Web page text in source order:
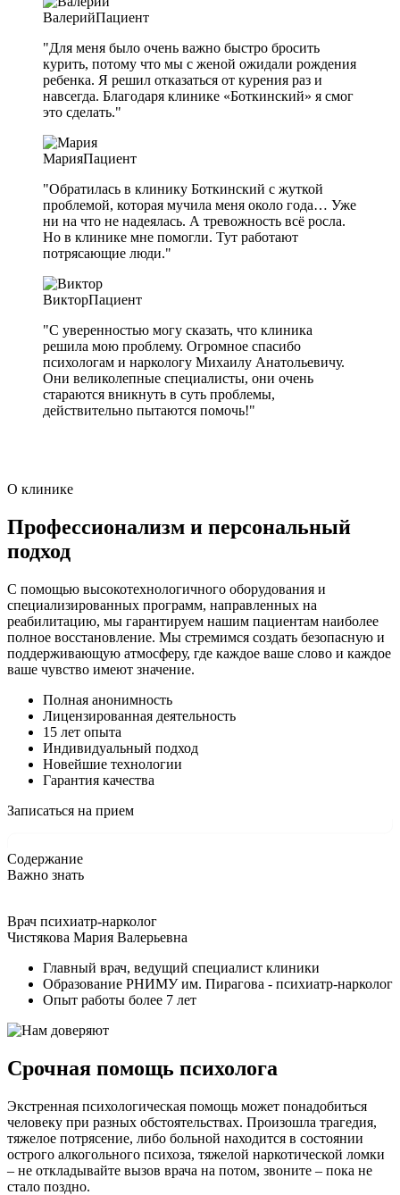
ВалерийПациент
"Для меня было очень важно быстро бросить
курить, потому что мы с женой ожидали рождения
ребенка. Я решил отказаться от курения раз и
навсегда. Благодаря клинике «Боткинский» я смог
это сделать."
МарияПациент
"Обратилась в клинику Боткинский с жуткой
проблемой, которая мучила меня около года… Уже
ни на что не надеялась. А тревожность всё росла.
Но в клинике мне помогли. Тут работают
потрясающие люди."
ВикторПациент
"С уверенностью могу сказать, что клиника
решила мою проблему. Огромное спасибо
психологам и наркологу Михаилу Анатольевичу.
Они великолепные специалисты, они очень
стараются вникнуть в суть проблемы,
действительно пытаются помочь!"
О клинике
Профессионализм и персональный
подход
С помощью высокотехнологичного оборудования и
специализированных программ, направленных на
реабилитацию, мы гарантируем нашим пациентам наиболее
полное восстановление. Мы стремимся создать безопасную и
поддерживающую атмосферу, где каждое ваше слово и каждое
ваше чувство имеют значение.
Полная анонимность
Лицензированная деятельность
15 лет опыта
Индивидуальный подход
Новейшие технологии
Гарантия качества
Записаться на прием
Содержание
Важно знать
Врач психиатр-нарколог
Чистякова Мария Валерьевна
Главный врач, ведущий специалист клиники
Образование РНИМУ им. Пирагова - психиатр-нарколог
Опыт работы более 7 лет
Срочная помощь психолога
Экстренная психологическая помощь может понадобиться
человеку при разных обстоятельствах. Произошла трагедия,
тяжелое потрясение, либо больной находится в состоянии
острого алкогольного психоза, тяжелой наркотической ломки
– не откладывайте вызов врача на потом, звоните – пока не
стало поздно.